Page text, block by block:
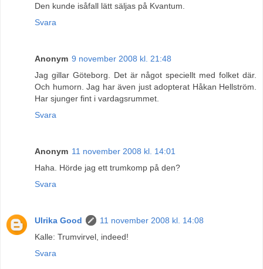
Den kunde isåfall lätt säljas på Kvantum.
Svara
Anonym 9 november 2008 kl. 21:48
Jag gillar Göteborg. Det är något speciellt med folket där.
Och humorn. Jag har även just adopterat Håkan Hellström.
Har sjunger fint i vardagsrummet.
Svara
Anonym 11 november 2008 kl. 14:01
Haha. Hörde jag ett trumkomp på den?
Svara
Ulrika Good
11 november 2008 kl. 14:08
Kalle: Trumvirvel, indeed!
Svara